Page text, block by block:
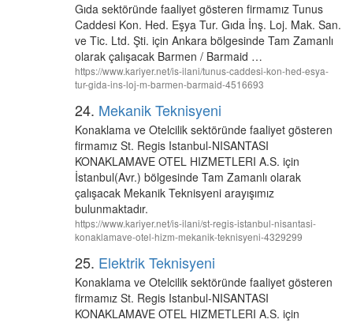
Gıda sektöründe faaliyet gösteren firmamız Tunus
Caddesi Kon. Hed. Eşya Tur. Gıda İnş. Loj. Mak. San.
ve Tic. Ltd. Şti. için Ankara bölgesinde Tam Zamanlı
olarak çalışacak Barmen / Barmaid …
https://www.kariyer.net/is-ilani/tunus-caddesi-kon-hed-esya-
tur-gida-ins-loj-m-barmen-barmaid-4516693
24. Mekanik Teknisyeni
Konaklama ve Otelcilik sektöründe faaliyet gösteren
firmamız St. Regis Istanbul-NISANTASI
KONAKLAMAVE OTEL HIZMETLERI A.S. için
İstanbul(Avr.) bölgesinde Tam Zamanlı olarak
çalışacak Mekanik Teknisyeni arayışımız
bulunmaktadır.
https://www.kariyer.net/is-ilani/st-regis-istanbul-nisantasi-
konaklamave-otel-hizm-mekanik-teknisyeni-4329299
25. Elektrik Teknisyeni
Konaklama ve Otelcilik sektöründe faaliyet gösteren
firmamız St. Regis Istanbul-NISANTASI
KONAKLAMAVE OTEL HIZMETLERI A.S. için